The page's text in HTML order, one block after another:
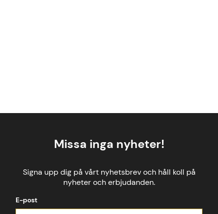
Missa inga nyheter!
Signa upp dig på vårt nyhetsbrev och håll koll på
nyheter och erbjudanden.
E-post